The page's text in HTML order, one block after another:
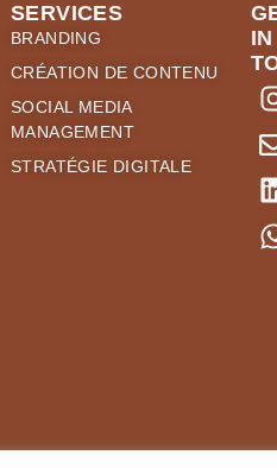
SERVICES
BRANDING
CRÉATION DE CONTENU
SOCIAL MEDIA
MANAGEMENT
STRATÉGIE DIGITALE
IN